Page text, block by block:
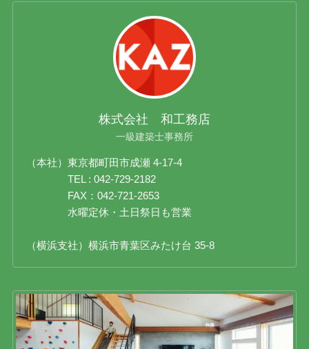
株式会社 和工務店
一級建築士事務所
（本社）東京都町田市成瀬 4-17-4
TEL : 042-729-2182
FAX：042-721-2653
水曜定休・土日祭日も営業
（横浜支社）横浜市青葉区みたけ台 35-8